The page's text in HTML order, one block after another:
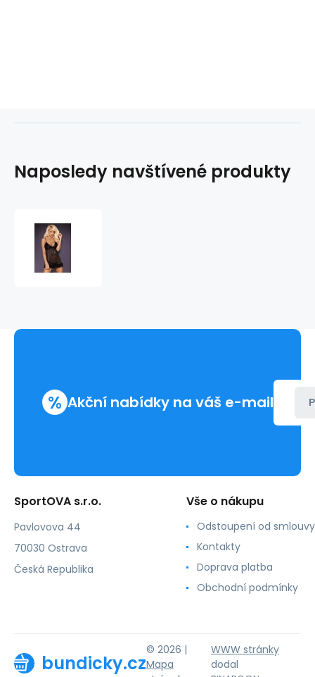
Naposledy navštívené produkty
% Akční nabídky na váš e-mail
SportOVA s.r.o.
Pavlovova 44
70030 Ostrava
Česká Republika
Vše o nákupu
Odstoupení od smlouvy
Kontakty
Doprava platba
Obchodní podmínky
bundicky.cz
© 2026 |
Mapa
WWW stránky
dodal